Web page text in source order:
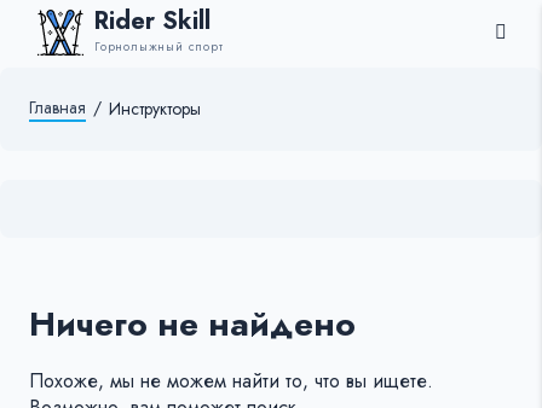
Rider Skill
Горнолыжный спорт
Главная / Инструкторы
Ничего не найдено
Похоже, мы не можем найти то, что вы ищете.